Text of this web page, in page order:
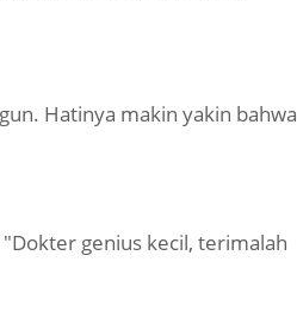
Hatinya makin yakin bahwa
genius kecil, terimalah